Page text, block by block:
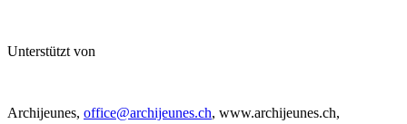
Unterstützt von
Archijeunes, office@archijeunes.ch, www.archijeunes.ch,